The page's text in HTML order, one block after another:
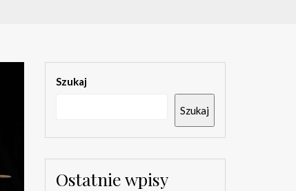
Szukaj
Szukaj
Ostatnie wpisy